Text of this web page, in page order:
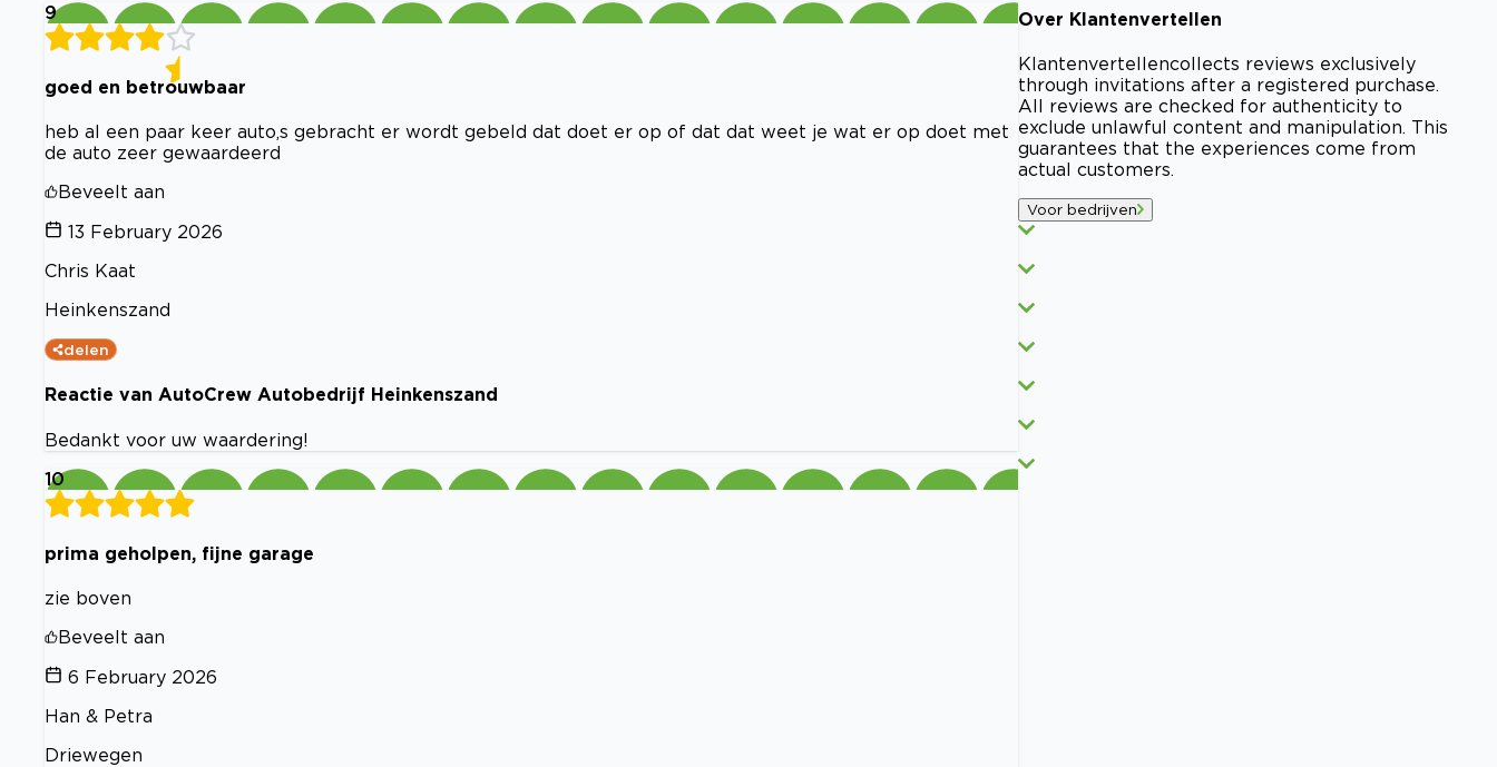
9
goed en betrouwbaar
heb al een paar keer auto,s gebracht er wordt gebeld dat doet er op of dat dat weet je wat er op doet met
de auto zeer gewaardeerd
Beveelt aan
13 February 2026
Chris Kaat
Heinkenszand
delen
Reactie van AutoCrew Autobedrijf Heinkenszand
Bedankt voor uw waardering!
10
prima geholpen, fijne garage
zie boven
Beveelt aan
6 February 2026
Han & Petra
Driewegen
Over Klantenvertellen
Klantenvertellencollects reviews exclusively
through invitations after a registered purchase.
All reviews are checked for authenticity to
exclude unlawful content and manipulation. This
guarantees that the experiences come from
actual customers.
Voor bedrijven